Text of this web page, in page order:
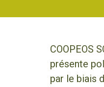
COOPEOS
présente
par le biais